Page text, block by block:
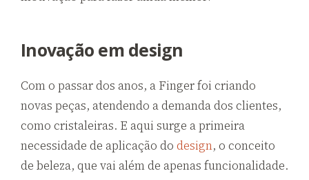
Inovação em design
Com o passar dos anos, a Finger foi criando
novas peças, atendendo a demanda dos clientes,
como cristaleiras. E aqui surge a primeira
necessidade de aplicação do design, o conceito
de beleza, que vai além de apenas funcionalidade.